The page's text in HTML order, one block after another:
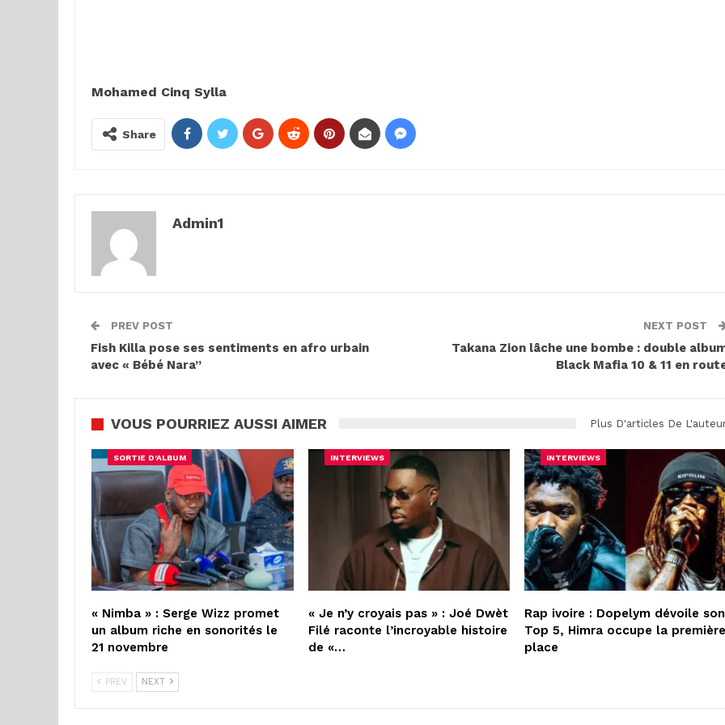
Mohamed Cinq Sylla
Share
Admin1
PREV POST
Fish Killa pose ses sentiments en afro urbain
avec « Bébé Nara”
NEXT POST
Takana Zion lâche une bombe : double
Black Mafia 10 & 11 en
VOUS POURRIEZ AUSSI AIMER Plus D'articles De
SORTIE D'ALBUM
« Nimba » : Serge Wizz promet
un album riche en sonorités le
21 novembre
INTERVIEWS
« Je n’y croyais pas » : Joé Dwèt
Filé raconte l’incroyable histoire
de «…
INTERVIEWS
Rap ivoire : Dopelym dévoile son
Top 5, Himra occupe la
place
PREV NEXT